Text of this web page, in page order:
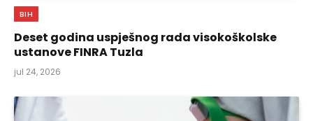
BIH
Deset godina uspješnog rada visokoškolske
ustanove FINRA Tuzla
jul 24, 2026